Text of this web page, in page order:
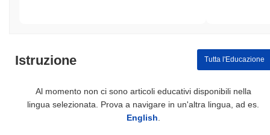
Istruzione Tutta l'Educazione
Al momento non ci sono articoli educativi disponibili nella
lingua selezionata. Prova a navigare in un'altra lingua, ad es.
English